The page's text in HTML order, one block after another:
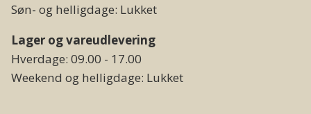
Søn- og helligdage: Lukket
Lager og vareudlevering
Hverdage: 09.00 - 17.00
Weekend og helligdage: Lukket